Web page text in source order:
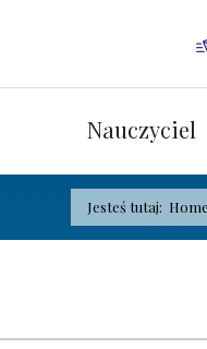
Nauczyciel
Jesteś tutaj: Home